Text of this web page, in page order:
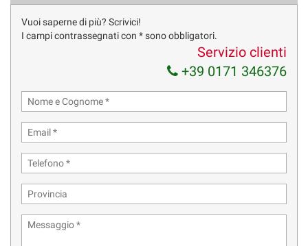
Vuoi saperne di più? Scrivici!
I campi contrassegnati con * sono obbligatori.
Servizio clienti
+39 0171 346376